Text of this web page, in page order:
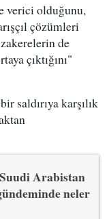
verici olduğunu,
çözümleri
de
çıktığını"
saldırıya karşılık
Arabistan
neler